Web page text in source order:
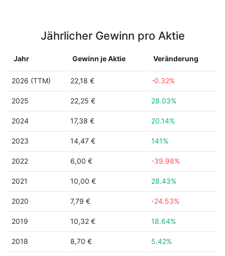
Jährlicher Gewinn pro Aktie
Jahr Gewinn je Aktie Veränderung
2026 (TTM) 22,18 € -0.32%
2025 22,25 € 28.03%
2024 17,38 € 20.14%
2023 14,47 € 141%
2022 6,00 € -39.98%
2021 10,00 € 28.43%
2020 7,79 € -24.53%
2019 10,32 € 18.64%
2018 8,70 € 5.42%